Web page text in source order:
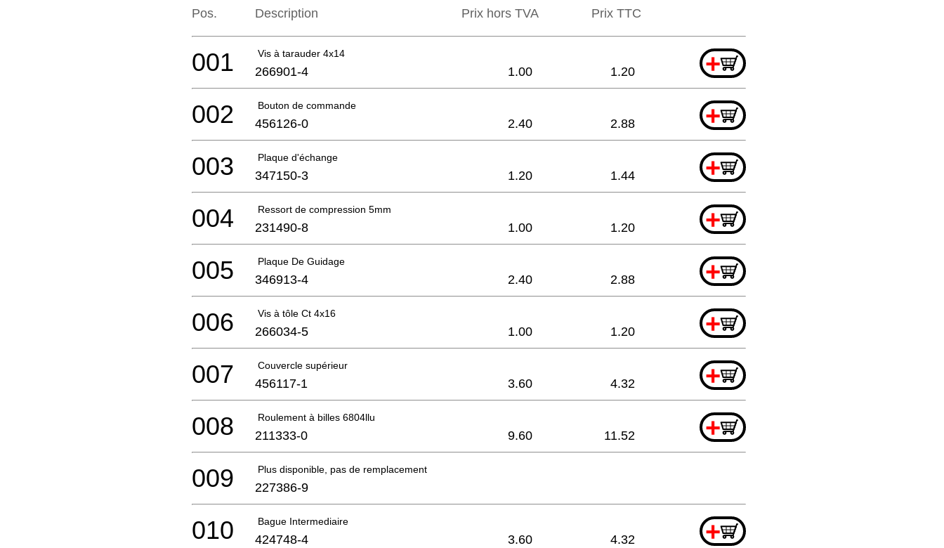
Pos. Description Prix hors TVA Prix ​​TTC
Vis à tarauder 4x14 +
001 266901-4 1.00 1.20
Bouton de commande +
002 456126-0 2.40 2.88
Plaque d'échange +
003 347150-3 1.20 1.44
Ressort de compression 5mm +
004 231490-8 1.00 1.20
Plaque De Guidage +
005 346913-4 2.40 2.88
Vis à tôle Ct 4x16 +
006 266034-5 1.00 1.20
Couvercle supérieur +
007 456117-1 3.60 4.32
Roulement à billes 6804llu +
008 211333-0 9.60 11.52
Plus disponible, pas de remplacement
009 227386-9
Bague Intermediaire +
010 424748-4 3.60 4.32